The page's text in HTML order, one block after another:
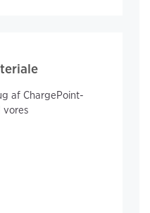
af ChargePoint-
vores